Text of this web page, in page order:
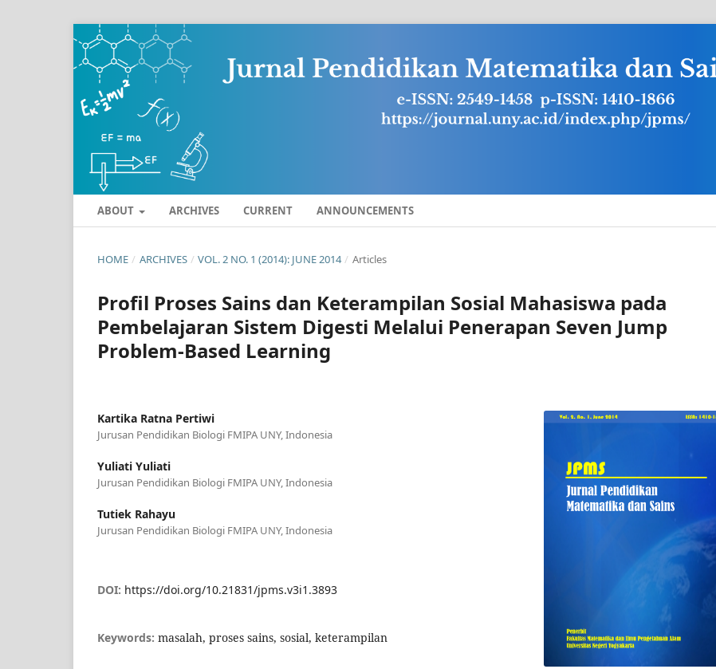
ABOUT ARCHIVES CURRENT ANNOUNCEMENTS
HOME / ARCHIVES / VOL. 2 NO. 1 (2014): JUNE 2014 / Articles
Profil Proses Sains dan Keterampilan Sosial Mahasiswa pada
Pembelajaran Sistem Digesti Melalui Penerapan Seven Jump
Problem-Based Learning
Kartika Ratna Pertiwi
Jurusan Pendidikan Biologi FMIPA UNY, Indonesia
Yuliati Yuliati
Jurusan Pendidikan Biologi FMIPA UNY, Indonesia
Tutiek Rahayu
Jurusan Pendidikan Biologi FMIPA UNY, Indonesia
DOI: https://doi.org/10.21831/jpms.v3i1.3893
Keywords: masalah, proses sains, sosial, keterampilan